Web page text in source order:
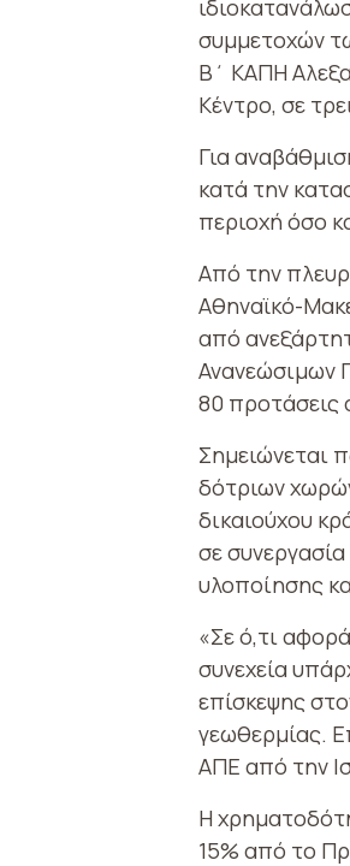
συμμετοχών
Β΄ ΚΑΠΗ
Κέντρο, σε
Για
κατά την
περιοχή όσο
Από την
Αθηναϊκό-
από
Ανανεώσιμων
80 προτάσεις
Σημειώνεται
δότριων
δικαιούχου
σε
υλοποίησης
«Σε ό,τι
συνεχεία
επίσκεψης
γεωθερμίας.
ΑΠΕ από την
Η
15% από το